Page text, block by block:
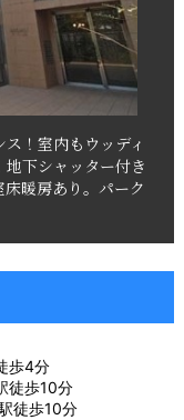
！室内もウッディ
下シャッター付き
暖房あり。パーク
歩4分
徒歩10分
徒歩10分